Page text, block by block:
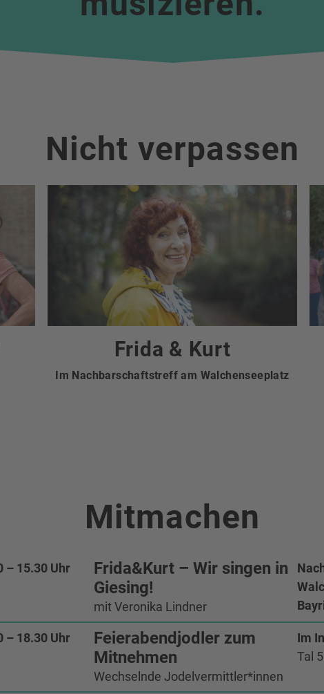
Nicht verpassen
Frida & Kurt
Im Nachbarschaftstreff am Walchenseeplatz
Mitmachen
Frida&Kurt – Wir singen in
Giesing!
mit Veronika Lindner
– 15.30 Uhr
Feierabendjodler zum
Mitnehmen
Wechselnde Jodelvermittler*innen
– 18.30 Uhr
Im
Tal